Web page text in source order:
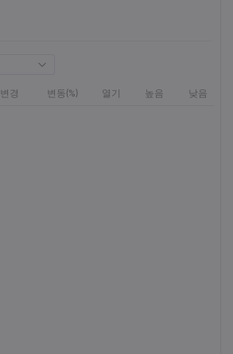
변경 변동(%) 열기 높음 낮음